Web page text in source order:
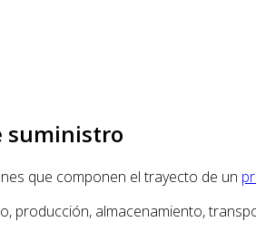
suministro
que componen el trayecto de un
producción, almacenamiento,